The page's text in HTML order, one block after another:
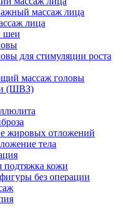
массаж лица
лица
шеи
для стимуляции роста
массаж головы
(ШВЗ)
жировых отложений
тела
подтяжка кожи
без операции